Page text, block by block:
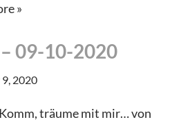
»
09-10-2020
2020
träume mit mir… von